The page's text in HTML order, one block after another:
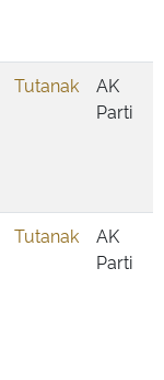
Tutanak
AK
Parti
Tutanak
AK
Parti